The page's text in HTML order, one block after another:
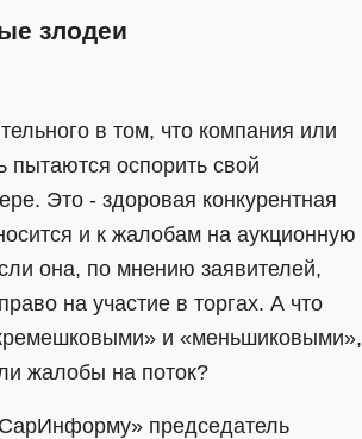
злодеи
в том, что компания или
пытаются оспорить свой
Это - здоровая конкурентная
и к жалобам на аукционную
она, по мнению заявителей,
на участие в торгах. А что
и «меньшиковыми»,
жалобы на поток?
председатель